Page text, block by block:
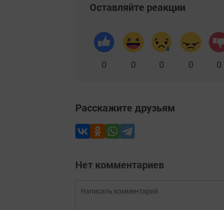
Оставляйте реакции
0 0 0 0 0
Расскажите друзьям
Нет комментариев